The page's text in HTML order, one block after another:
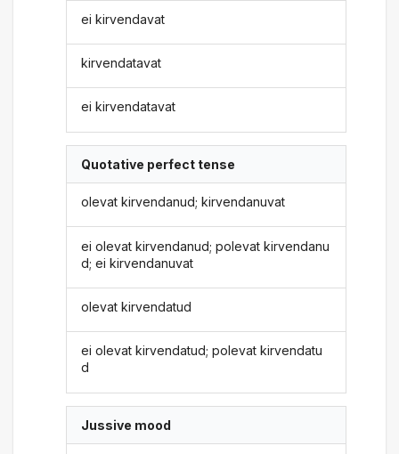
ei kirvendavat
kirvendatavat
ei kirvendatavat
Quotative perfect tense
olevat kirvendanud; kirvendanuvat
ei olevat kirvendanud; polevat kirvendanu
d; ei kirvendanuvat
olevat kirvendatud
ei olevat kirvendatud; polevat kirvendatu
d
Jussive mood